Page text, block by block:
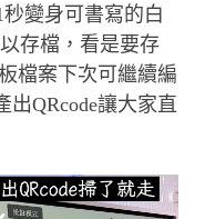
變身可書寫的白
存檔，看是要存
檔案下次可繼續編
出QRcode讓大家直